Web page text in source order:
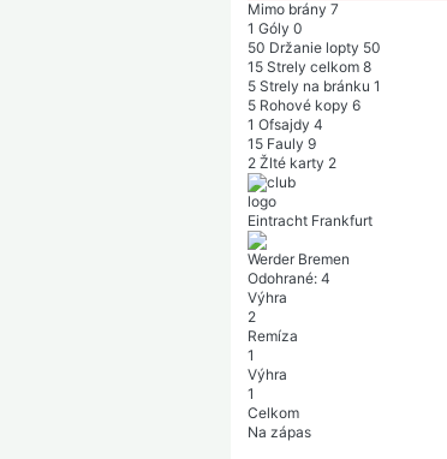
Mimo brány 7
1 Góly 0
50 Držanie lopty 50
15 Strely celkom 8
5 Strely na bránku 1
5 Rohové kopy 6
1 Ofsajdy 4
15 Fauly 9
2 Žlté karty 2
Eintracht Frankfurt
Werder Bremen
Odohrané: 4
Výhra
2
Remíza
1
Výhra
1
Celkom
Na zápas